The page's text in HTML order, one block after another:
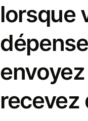
lorsque
recevez